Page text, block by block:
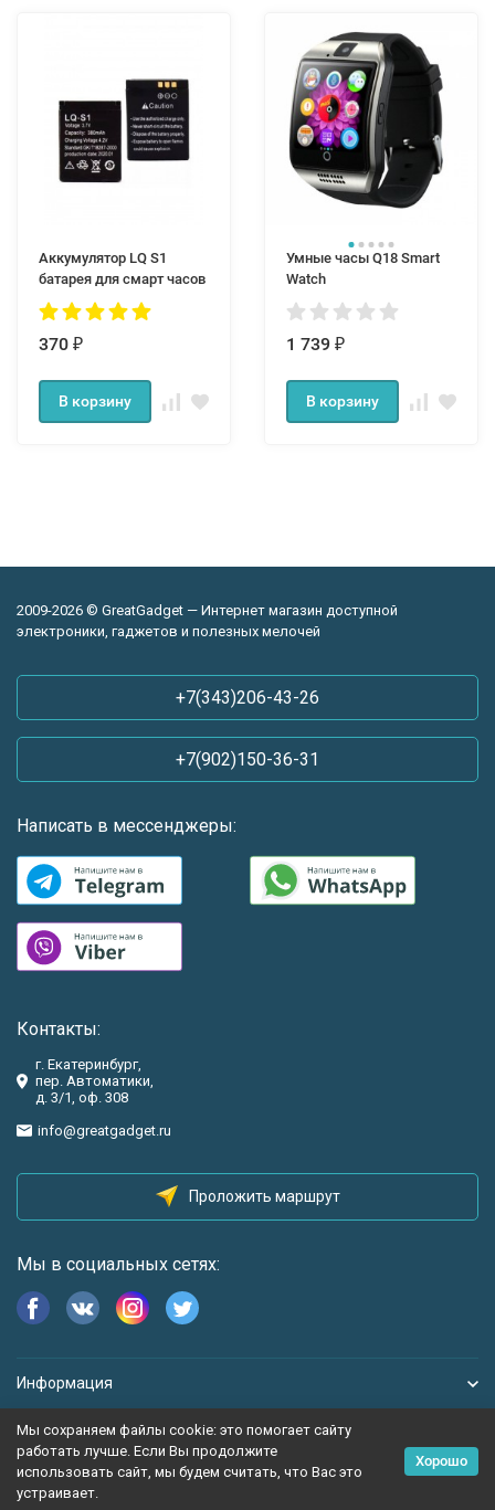
Аккумулятор LQ S1
батарея для смарт часов
370 ₽
В корзину
Умные часы Q18 Smart
Watch
1 739 ₽
В корзину
2009-2026 © GreatGadget — Интернет магазин доступной
электроники, гаджетов и полезных мелочей
+7(343)206-43-26
+7(902)150-36-31
Написать в мессенджеры:
Контакты:
г. Екатеринбург,
пер. Автоматики,
д. 3/1, оф. 308
info@greatgadget.ru
Проложить маршрут
Мы в социальных сетях:
Информация
Мы сохраняем файлы cookie: это помогает сайту
работать лучше. Если Вы продолжите
использовать сайт, мы будем считать, что Вас это
устраивает.
Хорошо